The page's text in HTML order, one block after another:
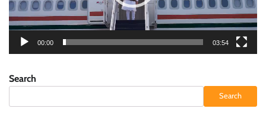
00:00 03:54
Search
Search